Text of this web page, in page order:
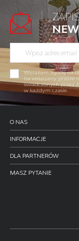
Wyrażam zgodę na
na wskazany przeze
świadczonych przez
w każdym czasie.
O NAS
INFORMACJE
DLA PARTNERÓW
MASZ PYTANIE